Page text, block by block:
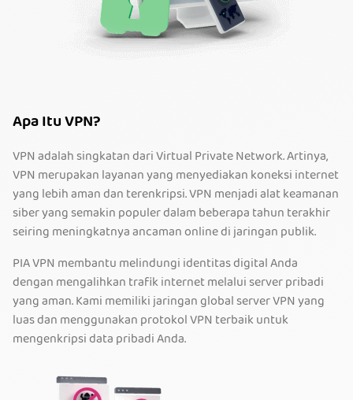
Apa Itu VPN?
VPN adalah singkatan dari Virtual Private Network. Artinya,
VPN merupakan layanan yang menyediakan koneksi internet
yang lebih aman dan terenkripsi. VPN menjadi alat keamanan
siber yang semakin populer dalam beberapa tahun terakhir
seiring meningkatnya ancaman online di jaringan publik.
PIA VPN membantu melindungi identitas digital Anda
dengan mengalihkan trafik internet melalui server pribadi
yang aman. Kami memiliki jaringan global server VPN yang
luas dan menggunakan protokol VPN terbaik untuk
mengenkripsi data pribadi Anda.